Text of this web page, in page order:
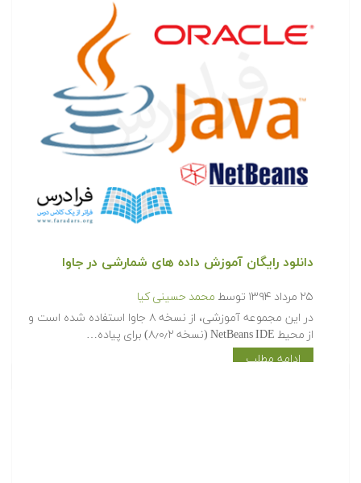
دانلود رایگان آموزش داده های شمارشی در جاوا
۲۵ مرداد ۱۳۹۴ توسط محمد حسینی کیا
در این مجموعه آموزشی، از نسخه ۸ جاوا استفاده شده است و
از محیط NetBeans IDE (نسخه ۸٫۰٫۲) برای پیاده…
ادامه مطلب